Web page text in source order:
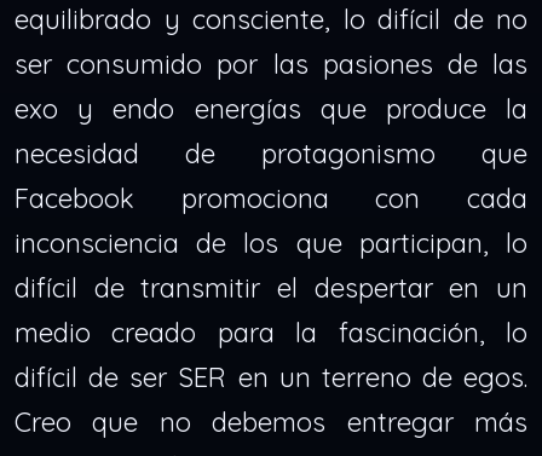
equilibrado y consciente, lo difícil de no
ser consumido por las pasiones de las
exo y endo energías que produce la
necesidad de protagonismo que
Facebook promociona con cada
inconsciencia de los que participan, lo
difícil de transmitir el despertar en un
medio creado para la fascinación, lo
difícil de ser SER en un terreno de egos.
Creo que no debemos entregar más